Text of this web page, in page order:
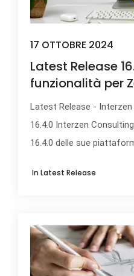
17 OTTOBRE 2024
Latest Release
funzionalità per
Latest Release -
16.4.0 Interzen
16.4.0 delle sue
In Latest Release